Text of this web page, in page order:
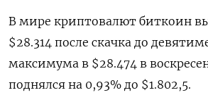
В мире криптовалют биткоин
$28.314 после скачка до
максимума в $28.474 в
поднялся на 0,93% до $1.802,5.